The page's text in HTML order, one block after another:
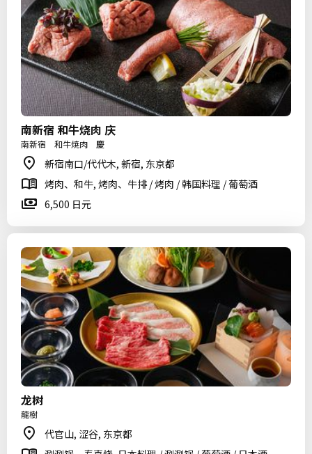
南新宿 和牛烧肉 庆
南新宿 和牛焼肉 慶
新宿南口/代代木, 新宿, 东京都
烤肉、和牛, 烤肉、牛排 / 烤肉 / 韩国料理 / 葡萄酒
6,500 日元
龙树
龍樹
代官山, 涩谷, 东京都